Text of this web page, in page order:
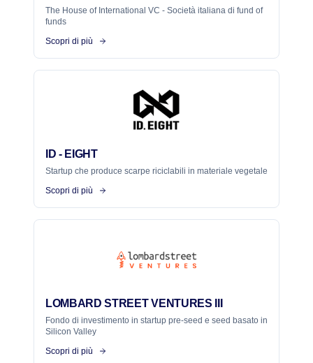
The House of International VC - Società italiana di fund of
funds
Scopri di più
ID - EIGHT
Startup che produce scarpe riciclabili in materiale vegetale
Scopri di più
LOMBARD STREET VENTURES III
Fondo di investimento in startup pre-seed e seed basato in
Silicon Valley
Scopri di più